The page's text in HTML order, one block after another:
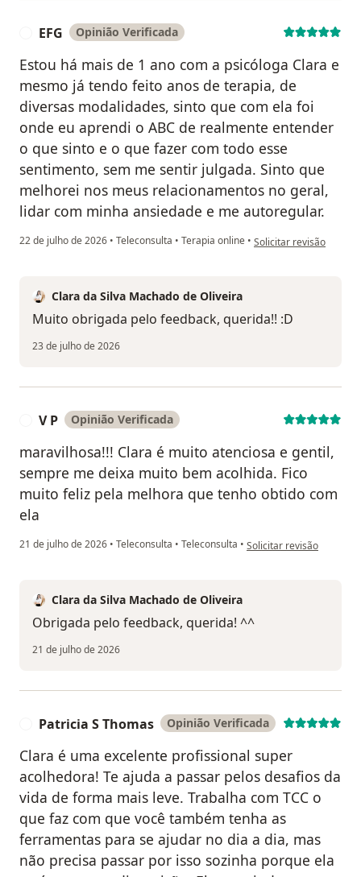
EFG Opinião Verificada
Estou há mais de 1 ano com a psicóloga Clara e
mesmo já tendo feito anos de terapia, de
diversas modalidades, sinto que com ela foi
onde eu aprendi o ABC de realmente entender
o que sinto e o que fazer com todo esse
sentimento, sem me sentir julgada. Sinto que
melhorei nos meus relacionamentos no geral,
lidar com minha ansiedade e me autoregular.
22 de julho de 2026 • Teleconsulta • Terapia online • na opinião do utilizador
Solicitar revisão
Clara da Silva Machado de Oliveira
Muito obrigada pelo feedback, querida!! :D
23 de julho de 2026
V P Opinião Verificada
maravilhosa!!! Clara é muito atenciosa e gentil,
sempre me deixa muito bem acolhida. Fico
muito feliz pela melhora que tenho obtido com
ela
21 de julho de 2026 • Teleconsulta • Teleconsulta • na opinião do utilizador V
Solicitar revisão
Clara da Silva Machado de Oliveira
Obrigada pelo feedback, querida! ^^
21 de julho de 2026
Patricia S Thomas Opinião Verificada
Clara é uma excelente profissional super
acolhedora! Te ajuda a passar pelos desafios da
vida de forma mais leve. Trabalha com TCC o
que faz com que você também tenha as
ferramentas para se ajudar no dia a dia, mas
não precisa passar por isso sozinha porque ela